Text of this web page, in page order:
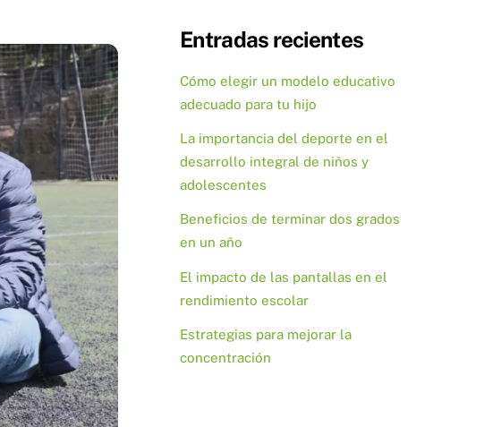
Entradas recientes
Cómo elegir un modelo educativo
adecuado para tu hijo
La importancia del deporte en el
desarrollo integral de niños y
adolescentes
Beneficios de terminar dos grados
en un año
El impacto de las pantallas en el
rendimiento escolar
Estrategias para mejorar la
concentración